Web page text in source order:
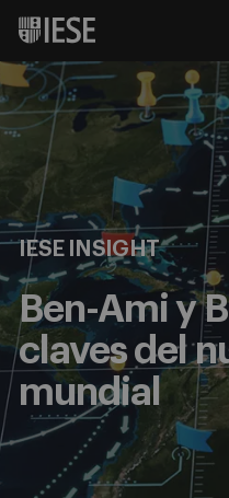
IESE INSIGHT
Ben-Ami y
claves del
mundial